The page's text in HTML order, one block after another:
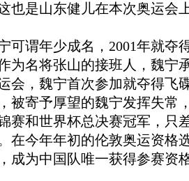
也是山东健儿在本次奥运会
谓年少成名，2001年就夺
为名将张山的接班人，魏宁
会，魏宁首次参加就夺得飞
被寄予厚望的魏宁发挥失常
赛和世界杯总决赛冠军，只
在今年年初的伦敦奥运资格
成为中国队唯一获得参赛资